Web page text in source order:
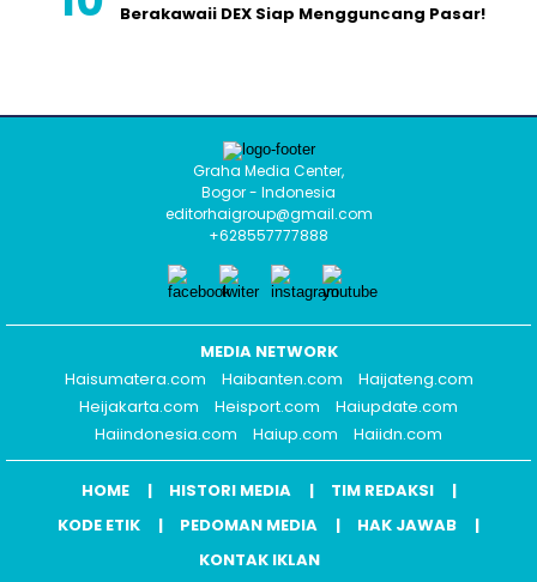
Berakawaii DEX Siap Mengguncang Pasar!
Graha Media Center,
Bogor - Indonesia
editorhaigroup@gmail.com
+628557777888
MEDIA NETWORK
Haisumatera.com
Haibanten.com
Haijateng.com
Heijakarta.com
Heisport.com
Haiupdate.com
Haiindonesia.com
Haiup.com Haiidn.com
HOME HISTORI MEDIA
TIM REDAKSI
KODE ETIK
PEDOMAN MEDIA
HAK JAWAB
KONTAK IKLAN